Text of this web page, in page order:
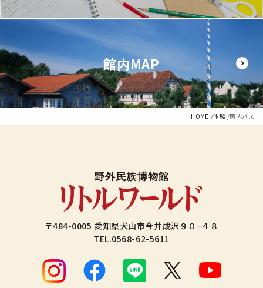
館内MAP
HOME 体験 園内バス
〒484-0005 愛知県犬山市今井成沢９０−４８
TEL.0568-62-5611